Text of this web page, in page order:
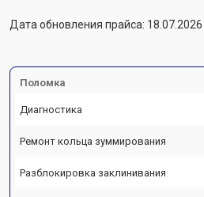
Дата обновления прайса: 18.07.2026
Поломка
Диагностика
Ремонт кольца зуммирования
Разблокировка заклинивания